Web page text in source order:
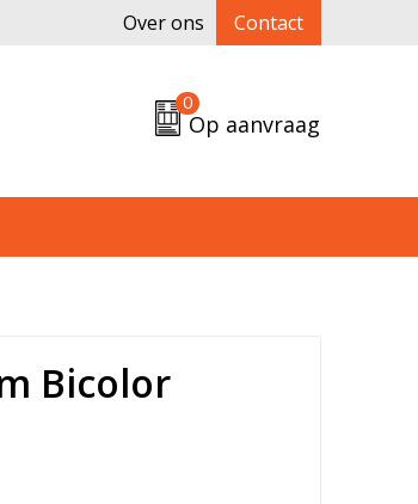
Over ons Contact
0
Op aanvraag
Bicolor